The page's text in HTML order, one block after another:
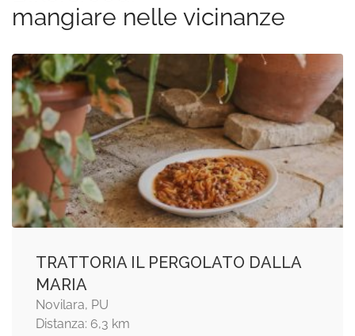
mangiare nelle vicinanze
TRATTORIA IL PERGOLATO DALLA
MARIA
Novilara, PU
Distanza: 6,3 km